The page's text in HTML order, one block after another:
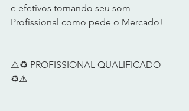
e efetivos tornando seu som
Profissional como pede o Mercado!
⚠️♻️ PROFISSIONAL QUALIFICADO
♻️⚠️